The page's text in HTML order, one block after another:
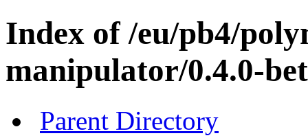
Index of /eu/pb4/
manipulator/0.4.0-
Parent Directory